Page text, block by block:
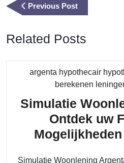
Previous PostPrevious
Post
Related Posts
argenta hypothecair
berekenen
Simulatie
Ontdek uw
Simulatie Woonlening